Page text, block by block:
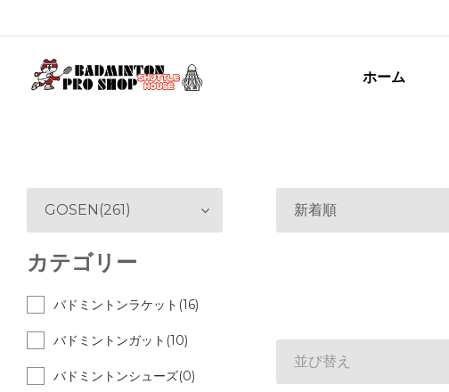
ホーム
新着順
並び替え
GOSEN(261)
カテゴリー
バドミントンラケット(16)
バドミントンガット(10)
バドミントンシューズ(0)